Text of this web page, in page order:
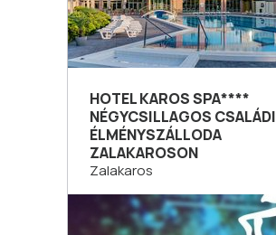
HOTEL KAROS SPA****
NÉGYCSILLAGOS CSALÁDI
ÉLMÉNYSZÁLLODA
ZALAKAROSON
Zalakaros